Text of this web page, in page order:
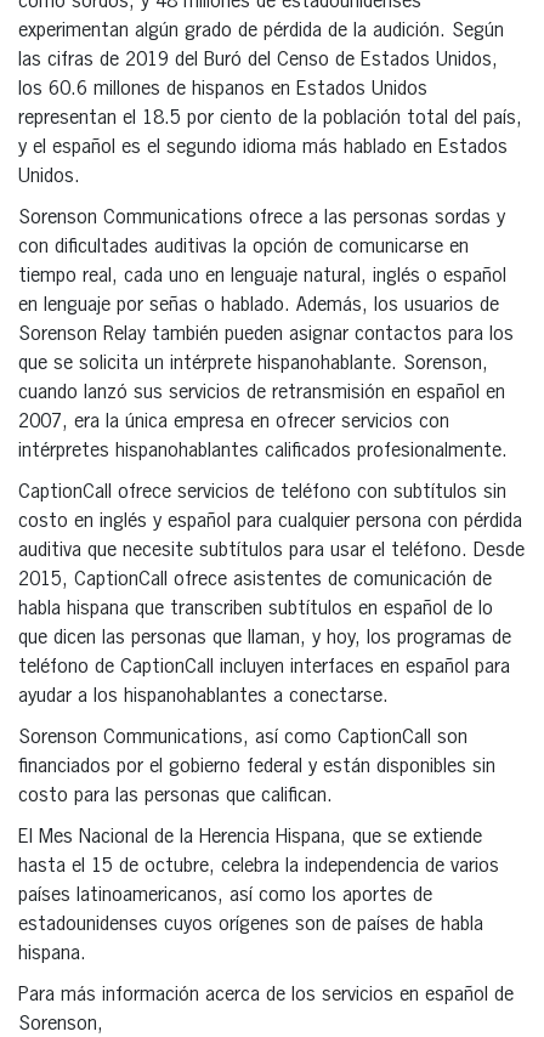
experimentan algún grado de pérdida de la audición. Según
las cifras de 2019 del Buró del Censo de Estados Unidos,
los 60.6 millones de hispanos en Estados Unidos
representan el 18.5 por ciento de la población total del país,
y el español es el segundo idioma más hablado en Estados
Unidos.
Sorenson Communications ofrece a las personas sordas y
con dificultades auditivas la opción de comunicarse en
tiempo real, cada uno en lenguaje natural, inglés o español
en lenguaje por señas o hablado. Además, los usuarios de
Sorenson Relay también pueden asignar contactos para los
que se solicita un intérprete hispanohablante. Sorenson,
cuando lanzó sus servicios de retransmisión en español en
2007, era la única empresa en ofrecer servicios con
intérpretes hispanohablantes calificados profesionalmente.
CaptionCall ofrece servicios de teléfono con subtítulos sin
costo en inglés y español para cualquier persona con pérdida
auditiva que necesite subtítulos para usar el teléfono. Desde
2015, CaptionCall ofrece asistentes de comunicación de
habla hispana que transcriben subtítulos en español de lo
que dicen las personas que llaman, y hoy, los programas de
teléfono de CaptionCall incluyen interfaces en español para
ayudar a los hispanohablantes a conectarse.
Sorenson Communications, así como CaptionCall son
financiados por el gobierno federal y están disponibles sin
costo para las personas que califican.
El Mes Nacional de la Herencia Hispana, que se extiende
hasta el 15 de octubre, celebra la independencia de varios
países latinoamericanos, así como los aportes de
estadounidenses cuyos orígenes son de países de habla
hispana.
Para más información acerca de los servicios en español de
Sorenson,